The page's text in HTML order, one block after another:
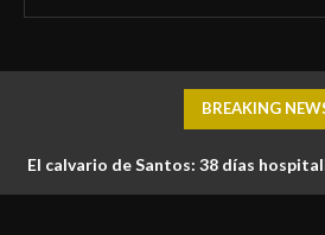
BREAKING
El calvario de Santos: 38 días